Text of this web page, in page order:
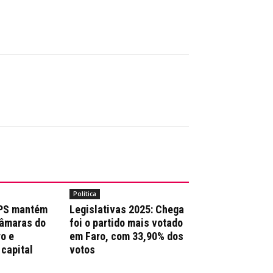
mantém
do
e
Política
Legislativas 2025: Chega
foi o partido mais votado
em Faro, com 33,90% dos
votos